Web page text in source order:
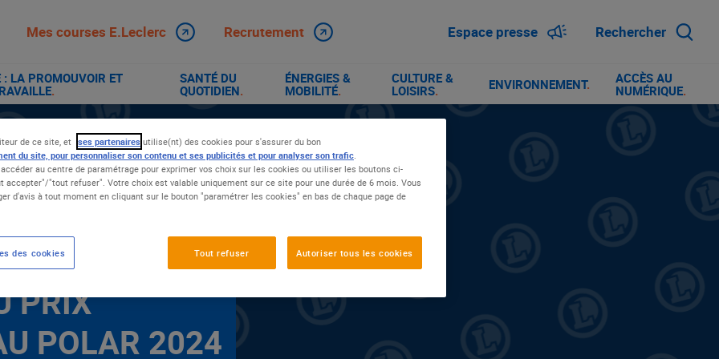
Mes courses E.Leclerc Recrutement Espace presse Rechercher
LA PROMOUVOIR ET
.
SANTÉ DU
QUOTIDIEN.
ÉNERGIES &
MOBILITÉ.
CULTURE &
LOISIRS. ENVIRONNEMENT.
ACCÈS AU
NUMÉRIQUE.
LANDERNEAU POLAR 2024
PRIX
POLAR 2024
de ce site, et ses partenaires utilise(nt) des cookies pour s'assurer du bon
du site, pour personnaliser son contenu et ses publicités et pour analyser son trafic.
accéder au centre de paramétrage pour exprimer vos choix sur les cookies ou utiliser les boutons ci-
accepter"/"tout refuser". Votre choix est valable uniquement sur ce site pour une durée de 6 mois. Vous
d'avis à tout moment en cliquant sur le bouton "paramétrer les cookies" en bas de chaque page de
Tout refuser Autoriser tous les cookies
des cookies